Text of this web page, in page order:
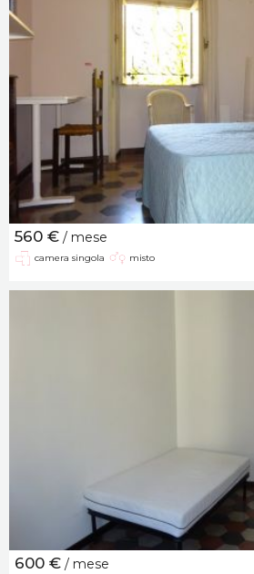
560 € / mese
camera singola misto
600 € / mese